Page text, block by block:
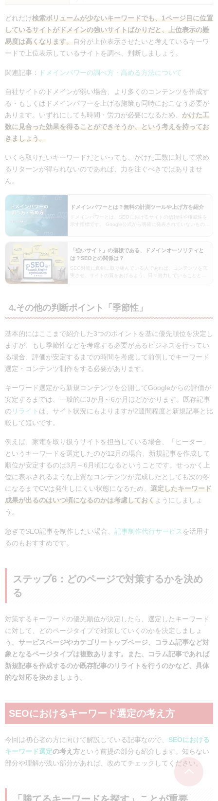
どれだけ検索ボリュームが少ないキーワードでも、1ページ目に位置
しているサイトがドメインの強いサイトばかりだと、上位表示の難
易度は高くなります。
自分が上位表示させたいと考えているキーワ
ードで上位表示しているサイトを調べ、判断しましょう。
関連記事： ドメインパワーの調べ方・高める方法について
自社サイトのドメインが弱い場合、より多くのコンテンツを作成す
る・もしくはドメインパワーを上げる施策も同時におこなう必要が
あります。いずれにしても時間・労力が必要になるため、 かけた工
数に見合った効果を得ることができそうか、という考えを持ってお
きましょう 。
いくら取りたいキーワードだといっても、かけた工数に対して求め
るリターンが得られないのであれば、力を注ぐべきではありませ
ん。
ドメインパワーとは？無料の計測ツールや上げ方を紹介
ドメインパワーとは、SEOにおけるサイトの信頼性や権威性を
示す指標です。 Google公式から明確に発表されていないもの
「強いサイト」の指標である、ドメインオーソリティと
は？SEOとの関係は？
SEO対策に真剣に取り組んでいる人であれば、コンテンツを充
実させ、サイトの質をあげるよう、日々努力していることと思
4.その他の判断ポイント「季節性」
基本的にはここまで紹介した3つのポイントを基に優先順位を決定し
ますが、もし季節性などを考慮する必要があるビジネスを行ってい
る場合、評価が安定するまでの時間を考慮して前倒しでキーワード
選定・コンテンツ制作をする必要があります。
キーワード選定から新規コンテンツを公開してGoogleからの評価が
安定するまでは、一般的に3か月～6か月ほどかかります。既存記事
の リライト は、サイト状況にもよりますが2週間程度と新規記事と比
較して短いです。
例えば、家電を取り扱うサイトを担当している場合、「ヒーター」
というキーワードを選定したのが12月の場合、新規記事を作成して
順位が安定するのは3月～6月頃になるということです。せっかく上
位に表示されるような上質なコンテンツが完成したとしても次の冬
になるまでCVは発生しにくい状態になるため、 選定したキーワード
成果が出るのはいつ頃になるのかは考慮しておく ようにしましょ
う。
急ぎでSEO記事を制作したい場合、 記事制作代行サービス を活用す
るのもおすすめです。
ステップ6：どのページで対策するかを決め
る
対策するキーワードの優先順位が決定したら、選定したキーワード
に対して、どのページタイプで対策していくのかを決定しましょ
う。 サービスページやカテゴリートップページ、コラム記事など対
象となるページタイプは複数あります。また、コラム記事であれば
新規記事を作成するのか既存記事のリライトを行うのかなど、具体
的な対応を決めましょう。
SEOにおけるキーワード選定の考え方
今回は初心者の方に向けて解説している記事なので、 SEOにおける
キーワード選定の考え方という前提の部分も紹介します。知らない
部分や理解が浅い部分があれば、改めてチェックしてください。